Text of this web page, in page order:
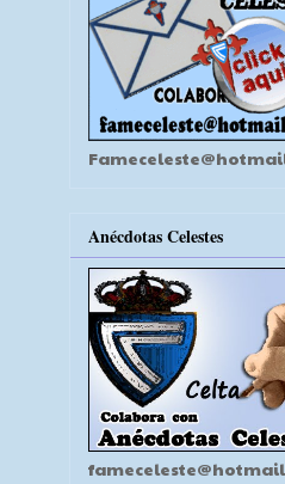
Anécdotas Celestes